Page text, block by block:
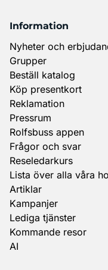
Information
Nyheter och
Grupper
Beställ katalog
Köp presentkort
Reklamation
Pressrum
Rolfsbuss appen
Frågor och svar
Reseledarkurs
Lista över alla våra
Artiklar
Kampanjer
Lediga tjänster
Kommande resor
AI